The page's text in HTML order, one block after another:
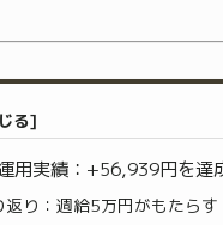
用実績：+56,939円を達
り：週給5万円がもたらす